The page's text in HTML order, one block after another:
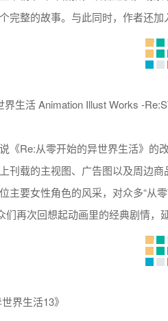
完整的故事。与此同时，作者还加
界生活 Animation Illust Works -
《Re:从零开始的异世界生活》的
刊载的主视图、广告图以及周边
主要女性角色的风采，对众多“从
们再次回想起动画里的经典剧情，
界生活13》